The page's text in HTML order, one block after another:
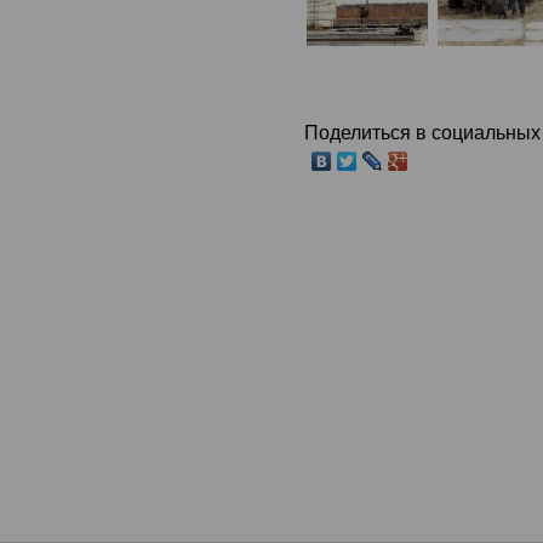
Поделиться в социальных